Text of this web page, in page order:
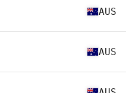
AUS
AUS